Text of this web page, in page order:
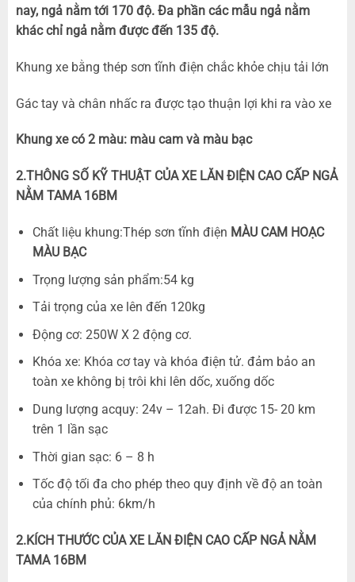
nay, ngả nằm tới 170 độ. Đa phần các mẫu ngả nằm
khác chỉ ngả nằm được đến 135 độ.
Khung xe bằng thép sơn tĩnh điện chắc khỏe chịu tải lớn
Gác tay và chân nhấc ra được tạo thuận lợi khi ra vào xe
Khung xe có 2 màu: màu cam và màu bạc
2.THÔNG SỐ KỸ THUẬT CỦA XE LĂN ĐIỆN CAO CẤP NGẢ
NẰM TAMA 16BM
Chất liệu khung:Thép sơn tĩnh điện MÀU CAM HOẠC
MÀU BẠC
Trọng lượng sản phẩm:54 kg
Tải trọng của xe lên đến 120kg
Động cơ: 250W X 2 động cơ.
Khóa xe: Khóa cơ tay và khóa điện tử. đảm bảo an
toàn xe không bị trôi khi lên dốc, xuống dốc
Dung lượng acquy: 24v – 12ah. Đi được 15- 20 km
trên 1 lần sạc
Thời gian sạc: 6 – 8 h
Tốc độ tối đa cho phép theo quy định về độ an toàn
của chính phủ: 6km/h
2.KÍCH THƯỚC CỦA XE LĂN ĐIỆN CAO CẤP NGẢ NẰM
TAMA 16BM